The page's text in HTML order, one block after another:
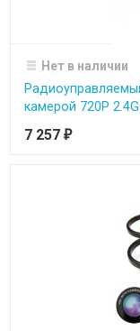
Нет в наличии
камерой 720P 2.4G -
7 257 ₽